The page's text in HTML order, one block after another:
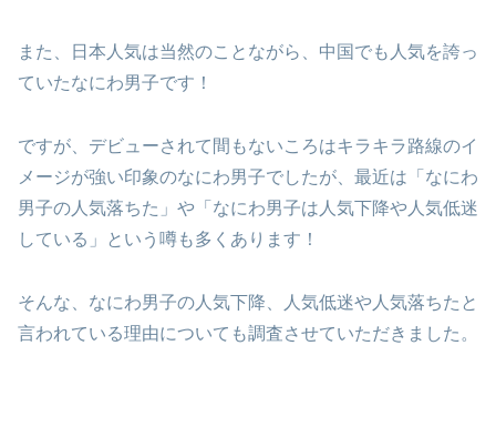
また、日本人気は当然のことながら、中国でも人気を誇っ
ていたなにわ男子です！
ですが、デビューされて間もないころはキラキラ路線のイ
メージが強い印象のなにわ男子でしたが、最近は「なにわ
男子の人気落ちた」や「なにわ男子は人気下降や人気低迷
している」という噂も多くあります！
そんな、なにわ男子の人気下降、人気低迷や人気落ちたと
言われている理由についても調査させていただきました。